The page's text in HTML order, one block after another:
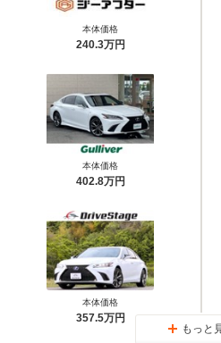
本体価格
240.3万円
本体価格
402.8万円
本体価格
357.5万円
もっと